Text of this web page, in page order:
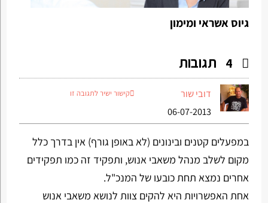
גיוס אשראי ומימון
4 תגובות
דובי שור
06-07-2013
קישור ישיר לתגובה זו
במפעלים קטנים ובינונים (לא באופן גורף) אין בדרך כלל
מקום לשלב מנהל משאבי אנוש, ותפקיד זה כמו תפקידים
אחרים נמצא תחת כובעו של המנכ"ל.
אחת האפשרויות היא להקים צוות לנושא משאבי אנוש